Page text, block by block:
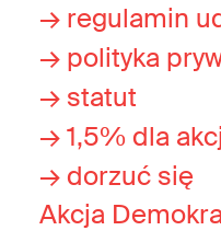
→ regulamin
→ polityka
→ statut
→ 1,5% dla
→ dorzuć się
Akcja